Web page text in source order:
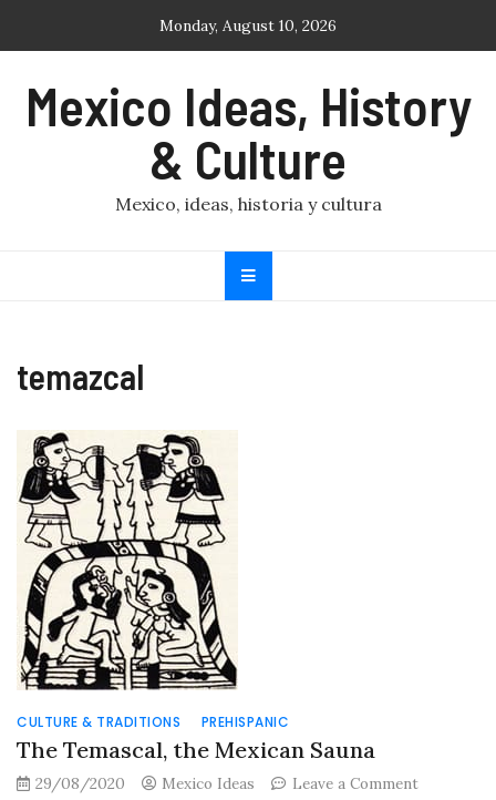
Monday, August 10, 2026
Mexico Ideas, History
& Culture
Mexico, ideas, historia y cultura
temazcal
CULTURE & TRADITIONS PREHISPANIC
The Temascal, the Mexican Sauna
29/08/2020 Mexico Ideas Leave a Commenton